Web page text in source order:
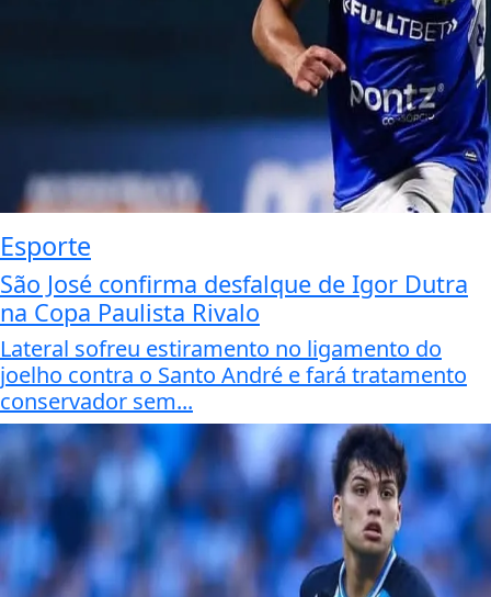
Esporte
São José confirma desfalque de Igor Dutra
na Copa Paulista Rivalo
Lateral sofreu estiramento no ligamento do
joelho contra o Santo André e fará tratamento
conservador sem...